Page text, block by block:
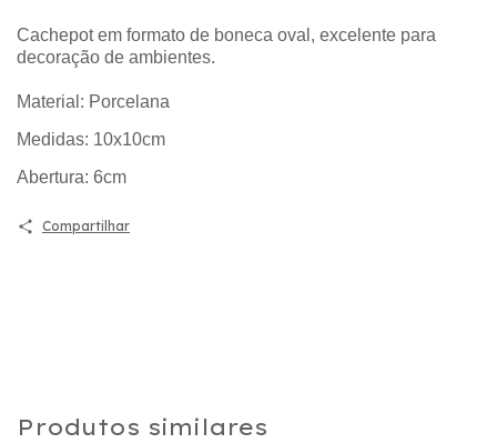
Cachepot em formato de boneca oval, excelente para
decoração de ambientes.
Material: Porcelana
Medidas: 10x10cm
Abertura: 6cm
Compartilhar
Produtos similares